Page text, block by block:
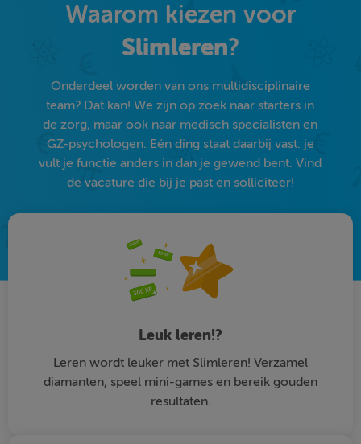
Waarom kiezen voor
Slimleren?
Onderdeel worden van ons multidisciplinaire
team? Dat kan! We zijn op zoek naar starters in
de zorg, maar ook naar medisch specialisten en
GZ-psychologen. Eén ding staat daarbij vast: je
vult je functie anders in dan je gewend bent. Vind
de vacature die bij je past en solliciteer!
Leuk leren!?
Leren wordt leuker met Slimleren! Verzamel
diamanten, speel mini-games en bereik gouden
resultaten.